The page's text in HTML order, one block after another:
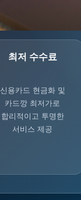
최저 수수료
신용카드 현금화 및
카드깡 최저가로
합리적이고 투명한
서비스 제공